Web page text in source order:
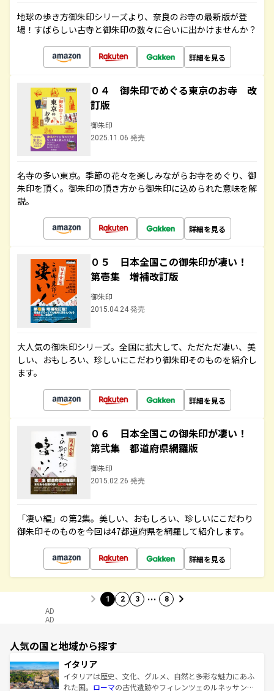
地球の歩き方御朱印シリーズより、奈良のお寺の最新版が登
場！すばらしい古寺と御朱印の数々に合いに出かけませんか？
詳細を見る
０４ 御朱印でめぐる東京のお寺 改
訂版
御朱印
2025.11.06 発売
名寺の多い東京。季節の花々を楽しみながらお寺をめぐり、御
朱印を頂く。御朱印の頂き方から御朱印に込められた意味を解
説。
詳細を見る
０５ 日本全国この御朱印が凄い！
第壱集 増補改訂版
御朱印
2015.04.24 発売
大人気の御朱印シリーズ。全国に拡大して、ただただ凄い、美
しい、おもしろい、珍しいにこだわり御朱印そのものを紹介し
ます。
詳細を見る
０６ 日本全国この御朱印が凄い！
第弐集 都道府県網羅版
御朱印
2015.02.26 発売
「凄い編」の第2集。美しい、おもしろい、珍しいにこだわり
御朱印そのものを今回は47都道府県を網羅して紹介します。
詳細を見る
1 2 3 … 8
AD
AD
人気の国と地域から探す
イタリア
イタリアは歴史、文化、グルメ、自然と多彩な魅力にあふ
れた国。 ローマの古代遺跡やフィレンツェのルネッサンス